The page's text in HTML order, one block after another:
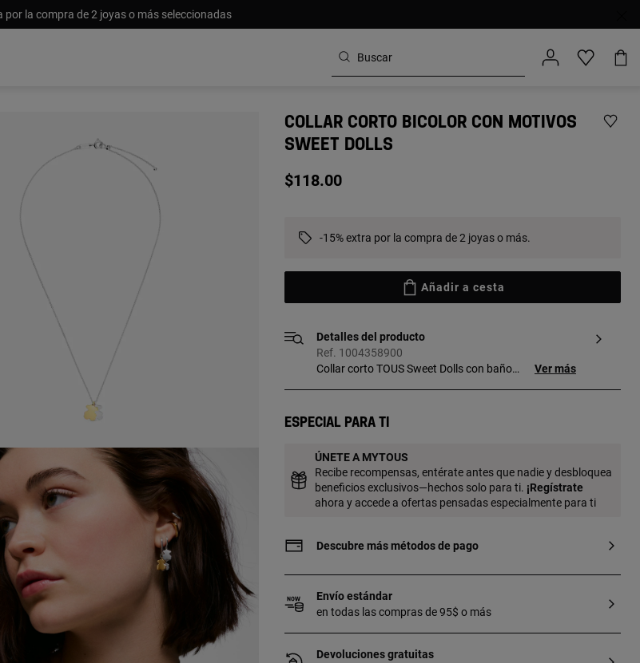
por la compra de 2 joyas o más seleccionadas
COLLAR CORTO BICOLOR CON MOTIVOS
SWEET DOLLS
$118.00
-15% extra por la compra de 2 joyas o más.
Añadir a cesta
Detalles del producto
Ref. 1004358900
Collar corto TOUS Sweet Dolls con baño
10 mm. Longitud collar: 45 cm. Cierre
con plata de primera ley con baño de oro
de 18 a 23 kt y 3 micras de espesor. Esta
calidad garantiza una mayor durabilidad
de la joya.
Ver más
Especial para ti
ÚNETE A MYTOUS
Recibe recompensas, entérate antes que nadie y desbloquea
beneficios exclusivos—hechos solo para ti. ¡Regístrate
ahora y accede a ofertas pensadas especialmente para ti
Descubre más métodos de pago
Envío estándar
en todas las compras de 95$ o más
Devoluciones gratuitas